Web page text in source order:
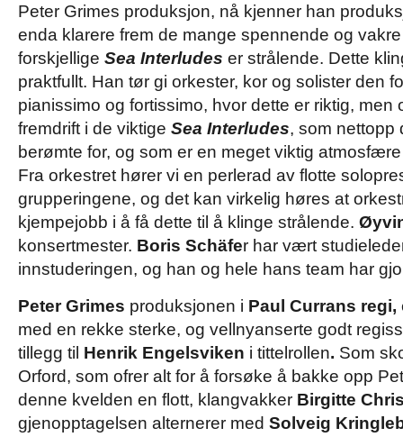
Peter Grimes produksjon, nå kjenner han
enda klarere frem de mange spennende og
forskjellige Sea Interludes er strålende. Dette
praktfullt. Han tør gi orkester, kor og solister den
pianissimo og fortissimo, hvor dette er riktig,
fremdrift i de viktige Sea Interludes, som nettopp
berømte for, og som er en meget viktig
Fra orkestret hører vi en perlerad av flotte
grupperingene, og det kan virkelig høres at
kjempejobb i å få dette til å klinge strålende.
konsertmester. Boris Schäfer har vært
innstuderingen, og han og hele hans team har
Peter Grimes produksjonen i Paul Currans regi,
med en rekke sterke, og vellnyanserte godt
tillegg til Henrik Engelsviken i tittelrollen. Som
Orford, som ofrer alt for å forsøke å bakke opp
denne kvelden en flott, klangvakker Birgitte
gjenopptagelsen alternerer med Solveig